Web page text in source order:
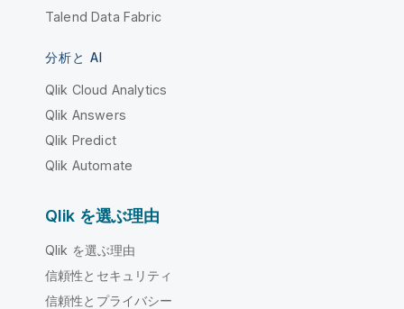
Talend Data Fabric
分析と AI
Qlik Cloud Analytics
Qlik Answers
Qlik Predict
Qlik Automate
Qlik を選ぶ理由
Qlik を選ぶ理由
信頼性とセキュリティ
信頼性とプライバシー